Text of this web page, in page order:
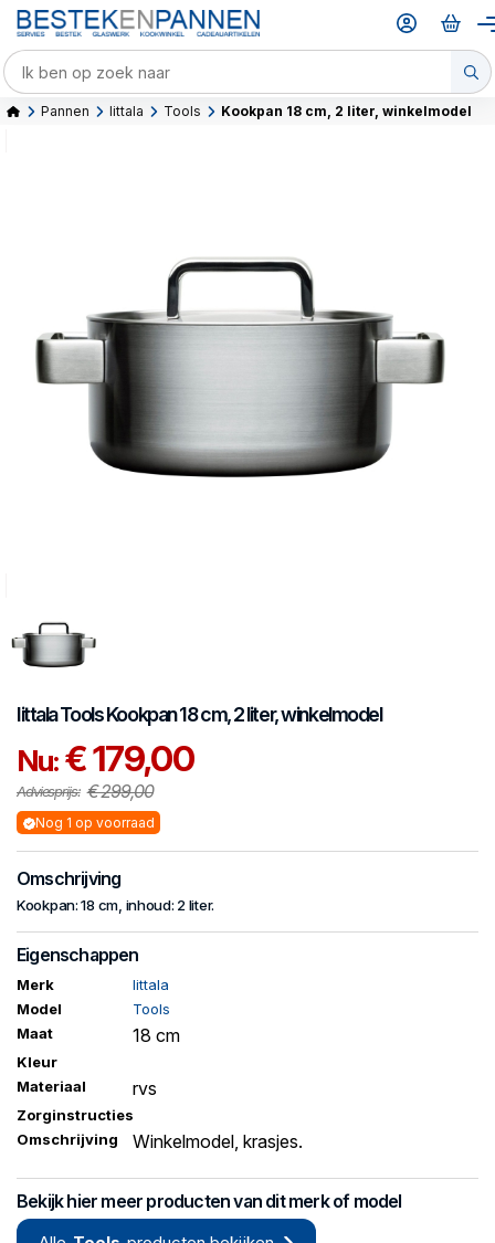
Pannen Iittala Tools Kookpan 18 cm, 2 liter, winkelmodel
IittalaToolsKookpan 18 cm, 2 liter, winkelmodel
Nu:€ 179,00
Adviesprijs: € 299,00
Nog 1 op voorraad
Omschrijving
Kookpan: 18 cm, inhoud: 2 liter.
Eigenschappen
Merk
Iittala
Model
Tools
Maat
18 cm
Kleur
Materiaal
rvs
Zorginstructies
Omschrijving
Winkelmodel, krasjes.
Bekijk hier meer producten van dit merk of model